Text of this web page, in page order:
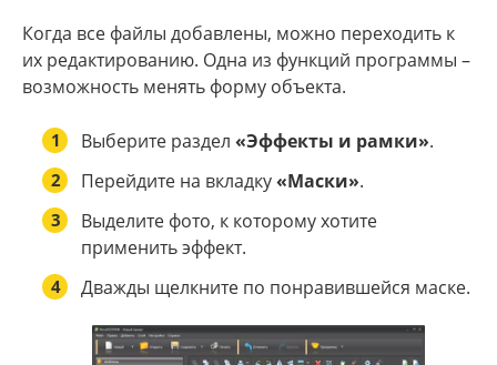
Когда все файлы добавлены, можно переходить к
их редактированию. Одна из функций программы –
возможность менять форму объекта.
1 Выберите раздел «Эффекты и рамки».
2 Перейдите на вкладку«Маски».
3
Выделите фото, к которому хотите
применить эффект.
4 Дважды щелкните по понравившейся маске.